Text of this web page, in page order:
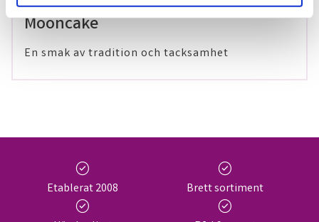
Mooncake
En smak av tradition och tacksamhet
check_circle
Etablerat 2008
check_circle
Brett sortiment
check_circle check_circle